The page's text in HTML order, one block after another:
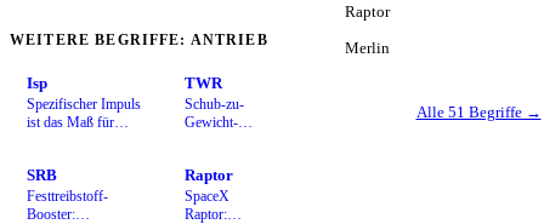
WEITERE BEGRIFFE: ANTRIEB
Isp
Spezifischer Impuls
ist das Maß für
gemessen.
TWR
Schub-zu-
Gewicht-
Start größer
als 1 sein,
damit die
SRB
Festtreibstoff-
Booster:
Raptor
SpaceX
Raptor:
Raptor
Merlin
Alle 51 Begriffe →